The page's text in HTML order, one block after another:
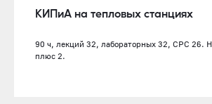
КИПиА на тепловых станциях
90 ч, лекций 32, лабораторных 32, СРС 26.
плюс 2.